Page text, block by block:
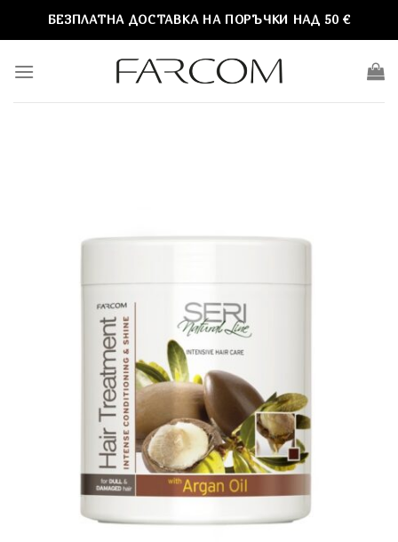
БЕЗПЛАТНА ДОСТАВКА НА ПОРЪЧКИ НАД 50 €